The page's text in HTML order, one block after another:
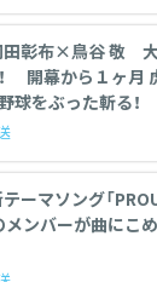
田彰布×鳥谷 敬
開幕から１ヶ月
球をぶった斬る！
ンバーが曲にこ